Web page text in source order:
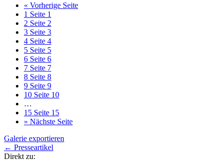
« Vorherige Seite
1 Seite 1
2 Seite 2
3 Seite 3
4 Seite 4
5 Seite 5
6 Seite 6
7 Seite 7
8 Seite 8
9 Seite 9
10 Seite 10
…
15 Seite 15
» Nächste Seite
Galerie exportieren
← Presseartikel
Direkt zu: